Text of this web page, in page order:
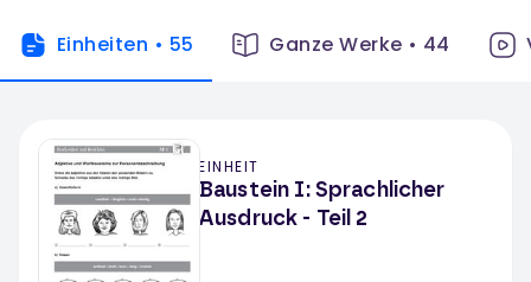
Einheiten • 55 Ganze Werke • 44
EINHEIT
Baustein I: Sprachlicher
Ausdruck - Teil 2